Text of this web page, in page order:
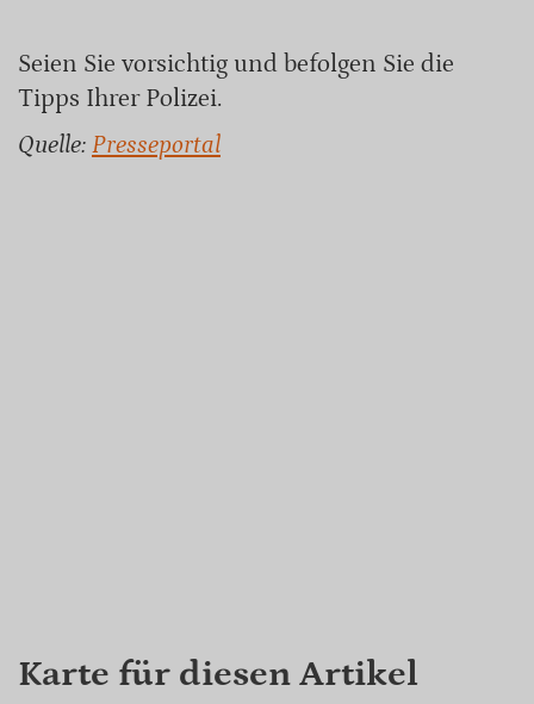
Seien Sie vorsichtig und befolgen Sie die
Tipps Ihrer Polizei.
Quelle: Presseportal
Karte für diesen Artikel